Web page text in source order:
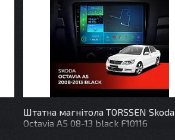
Штатна магнітола TORSSEN Skoda
Octavia A5 08-13 black F10116